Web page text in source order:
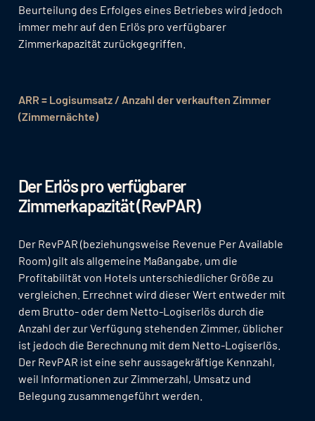
Beurteilung des Erfolges eines Betriebes wird jedoch
immer mehr auf den Erlös pro verfügbarer
Zimmerkapazität zurückgegriffen.
ARR = Logisumsatz / Anzahl der verkauften Zimmer
(Zimmernächte)
Der Erlös pro verfügbarer
Zimmerkapazität (RevPAR)
Der RevPAR (beziehungsweise Revenue Per Available
Room) gilt als allgemeine Maßangabe, um die
Profitabilität von Hotels unterschiedlicher Größe zu
vergleichen. Errechnet wird dieser Wert entweder mit
dem Brutto- oder dem Netto-Logiserlös durch die
Anzahl der zur Verfügung stehenden Zimmer, üblicher
ist jedoch die Berechnung mit dem Netto-Logiserlös.
Der RevPAR ist eine sehr aussagekräftige Kennzahl,
weil Informationen zur Zimmerzahl, Umsatz und
Belegung zusammengeführt werden.